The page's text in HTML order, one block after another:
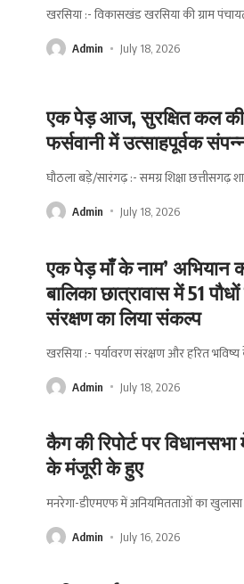
खरसिया :- विकासखंड खरसिया की ग्राम
Admin July 18, 2026
एक पेड़ आज, सुरक्षित कल की
फर्सवानी में उत्साहपूर्वक
घौठला बड़े/सारंगढ़ :- समग्र शिक्षा छत्तीसगढ़
Admin July 18, 2026
एक पेड़ माँ के नाम’ अभियान
बालिका छात्रावास में 51
संरक्षण का लिया संकल्प
खरसिया :- पर्यावरण संरक्षण और हरित भविष्य
Admin July 18, 2026
कैग की रिपोर्ट पर
के मंजूरी के हुए
मनरेगा-डीएमएफ में अनियमितताओं का
Admin July 16, 2026